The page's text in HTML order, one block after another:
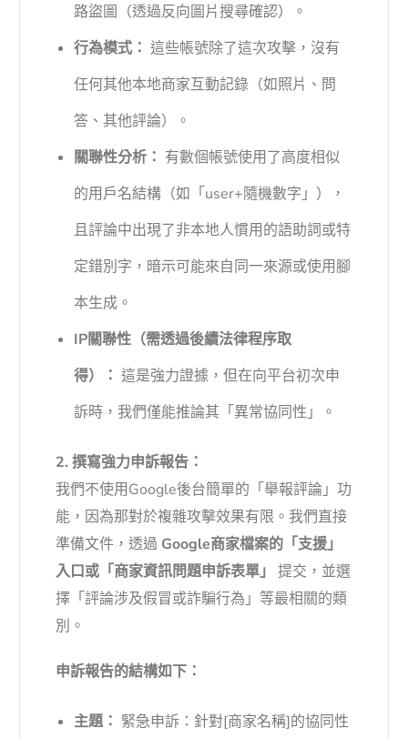
路盜圖（透過反向圖片搜尋確認）。
行為模式： 這些帳號除了這次攻擊，沒有
任何其他本地商家互動記錄（如照片、問
答、其他評論）。
關聯性分析： 有數個帳號使用了高度相似
的用戶名結構（如「user+隨機數字」），
且評論中出現了非本地人慣用的語助詞或特
定錯別字，暗示可能來自同一來源或使用腳
本生成。
IP關聯性（需透過後續法律程序取
得）： 這是強力證據，但在向平台初次申
訴時，我們僅能推論其「異常協同性」。
2. 撰寫強力申訴報告：
我們不使用Google後台簡單的「舉報評論」功
能，因為那對於複雜攻擊效果有限。我們直接
準備文件，透過 Google商家檔案的「支援」
入口或「商家資訊問題申訴表單」 提交，並選
擇「評論涉及假冒或詐騙行為」等最相關的類
別。
申訴報告的結構如下：
主題： 緊急申訴：針對[商家名稱]的協同性